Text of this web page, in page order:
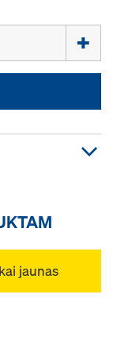
jaunas